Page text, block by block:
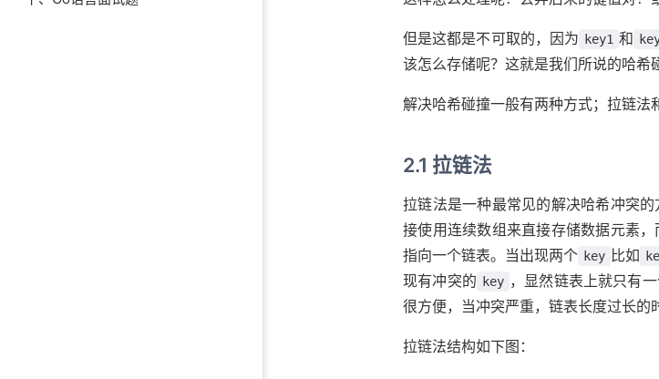
但是这都是不可取的，因为 key1 和
该怎么存储呢？这就是我们所说的哈希
解决哈希碰撞一般有两种方式；拉链法
2.1 拉链法
拉链法是一种最常见的解决哈希冲突
接使用连续数组来直接存储数据元素
指向一个链表。当出现两个 key 比如
现有冲突的 key ，显然链表上就只有
很方便，当冲突严重，链表长度过长的
拉链法结构如下图：